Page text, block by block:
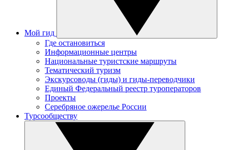
Мой гид
Где остановиться
Информационные центры
Национальные туристские маршруты
Тематический туризм
Экскурсоводы (гиды) и гиды-переводчики
Единый Федеральный реестр туроператоров
Проекты
Серебряное ожерелье России
Турсообществу